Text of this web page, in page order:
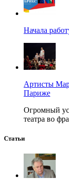
Начала
Артисты
Париже
Огромный
театра во
Статьи